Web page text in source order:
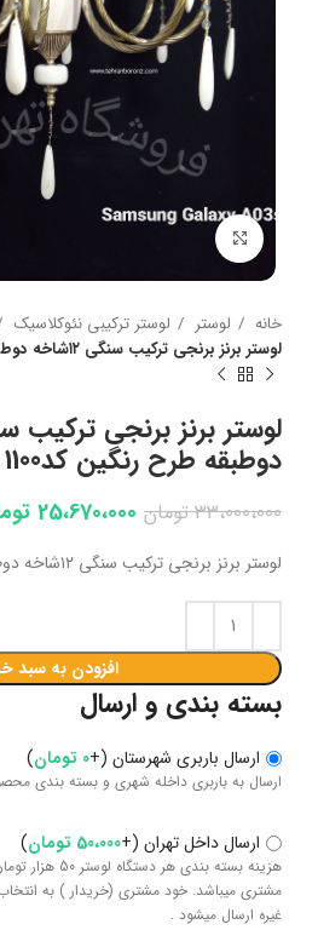
خانه لوستر
لوستر ترکیبی نئوکلاسیک
لوستر برنز برنجی ترکیب سنگی ۱۲شاخه دوطبقه طرح رنگین کد1100
دوطبقه طرح رنگین کد1100
33،000،000تومان 25،670،000
لوستر برنز برنجی ترکیب سنگی ۱۲شاخه دوطبقه طرح رنگین
افزودن به سبد
بسته بندی و ارسال
ارسال باربری شهرستان (
+
0 تومان)
ارسال به باربری داخله شهری و بسته بندی
ارسال داخل تهران (
+50،000 تومان)
هزینه بسته
مشتری میباشد. خود مشتری (خریدار ) به
غیره ارسال میشود .